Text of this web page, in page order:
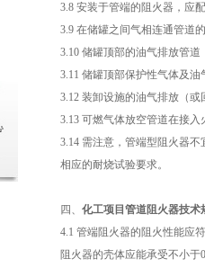
3.8 安装于管端的阻火器，应
3.9 在储罐之间气相连通管道
3.10 储罐顶部的油气排放管
3.11 储罐顶部保护性气体及
3.12 装卸设施的油气排放（
3.13 可燃气体放空管道在接
3.14 需注意，管端型阻火器
相应的耐烧试验要求。
四、 化工项目管道阻火器技术
4.1 管端阻火器的阻火性能应
阻火器的壳体应能承受不小